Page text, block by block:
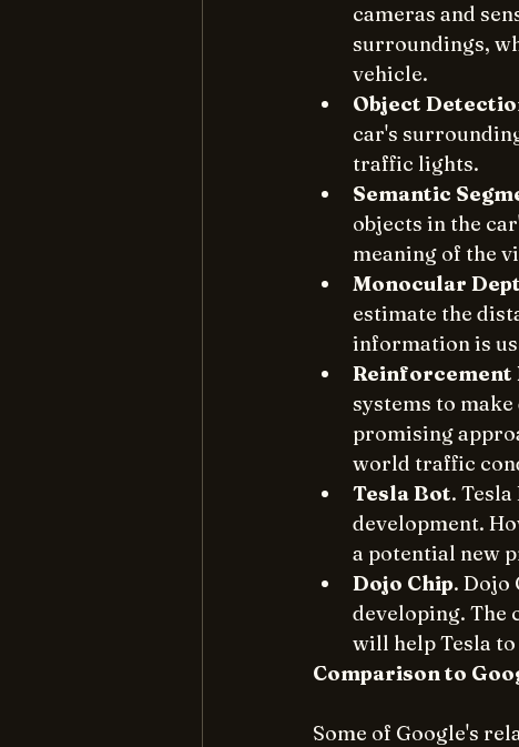
cameras and
surroundings,
vehicle.
Object
car's
traffic lights.
Semantic
objects in the
meaning of the
Monocular
estimate the
information is
Reinforcement
systems to
promising
world traffic
Tesla Bot.
development.
a potential new
Dojo Chip. Dojo
developing. The
will help Tesla
Comparison to
Some of Google's